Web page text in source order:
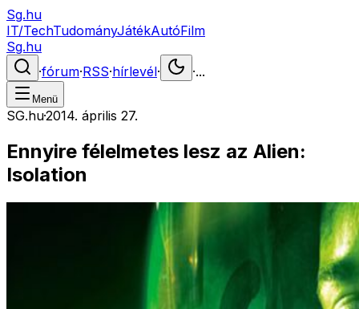
Sg.hu
IT/TechTudományJátékAutóFilm
Sg.hu
·fórum·RSS·hírlevél· ·...
Menü
SG.hu·2014. április 27.
Ennyire félelmetes lesz az Alien:
Isolation